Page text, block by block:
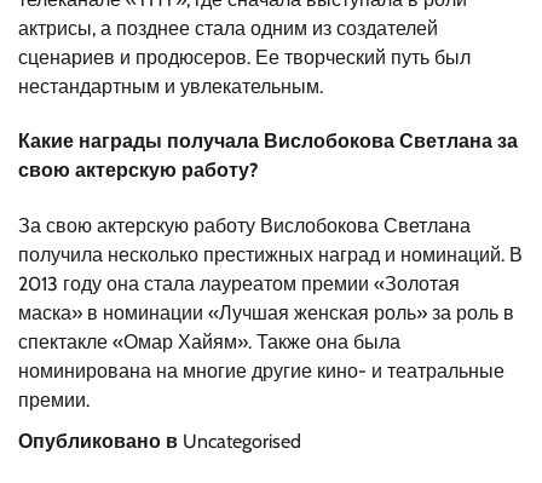
актрисы, а позднее стала одним из создателей
сценариев и продюсеров. Ее творческий путь был
нестандартным и увлекательным.
Какие награды получала Вислобокова Светлана за
свою актерскую работу?
За свою актерскую работу Вислобокова Светлана
получила несколько престижных наград и номинаций. В
2013 году она стала лауреатом премии «Золотая
маска» в номинации «Лучшая женская роль» за роль в
спектакле «Омар Хайям». Также она была
номинирована на многие другие кино- и театральные
премии.
Опубликовано в Uncategorised